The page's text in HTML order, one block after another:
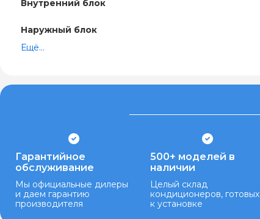
Внутренний блок
Наружный блок
Ещё...
Гарантийное
обслуживание
Мы официальные дилеры
и даем гарантию
производителя
500+ моделей в
наличии
Целый склад
кондиционеров, готовых
к установке